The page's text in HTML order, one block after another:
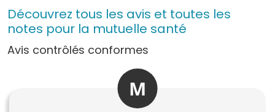
Découvrez tous les avis et toutes les
notes pour la mutuelle santé
Avis contrôlés conformes
M